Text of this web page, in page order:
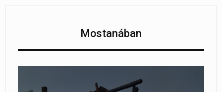
Mostanában